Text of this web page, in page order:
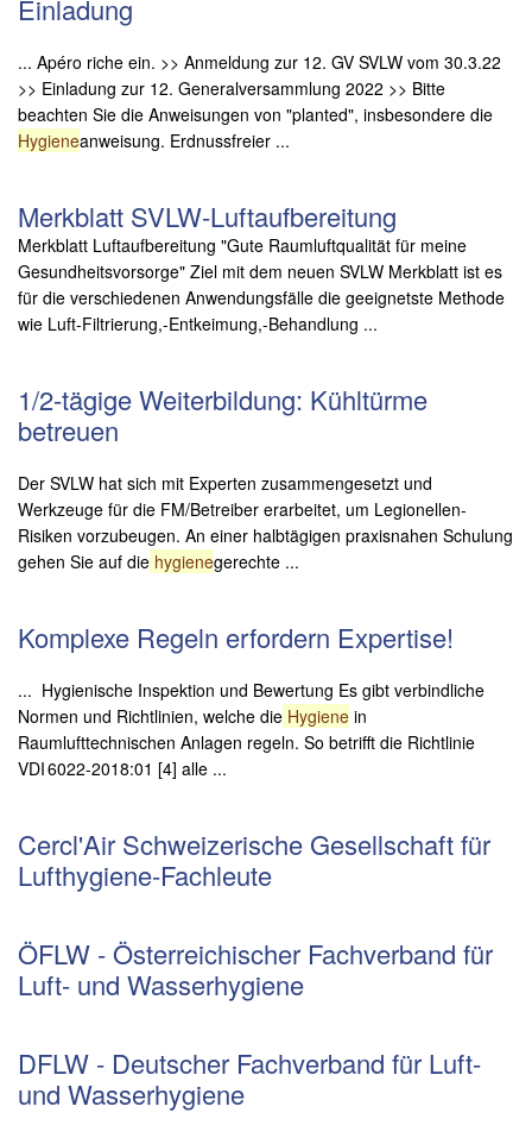
Einladung
... Apéro riche ein. >> Anmeldung zur 12. GV SVLW vom 30.3.22
>> Einladung zur 12. Generalversammlung 2022 >> Bitte
beachten Sie die Anweisungen von "planted", insbesondere die
Hygieneanweisung. Erdnussfreier ...
Merkblatt SVLW-Luftaufbereitung
Merkblatt Luftaufbereitung "Gute Raumluftqualität für meine
Gesundheitsvorsorge" Ziel mit dem neuen SVLW Merkblatt ist es
für die verschiedenen Anwendungsfälle die geeignetste Methode
wie Luft-Filtrierung,-Entkeimung,-Behandlung ...
1/2-tägige Weiterbildung: Kühltürme
betreuen
Der SVLW hat sich mit Experten zusammengesetzt und
Werkzeuge für die FM/Betreiber erarbeitet, um Legionellen-
Risiken vorzubeugen. An einer halbtägigen praxisnahen Schulung
gehen Sie auf die hygienegerechte ...
Komplexe Regeln erfordern Expertise!
... Hygienische Inspektion und Bewertung Es gibt verbindliche
Normen und Richtlinien, welche die Hygiene in
Raumlufttechnischen Anlagen regeln. So betrifft die Richtlinie
VDI 6022-2018:01 [4] alle ...
Cercl'Air Schweizerische Gesellschaft für
Lufthygiene-Fachleute
ÖFLW - Österreichischer Fachverband für
Luft- und Wasserhygiene
DFLW - Deutscher Fachverband für Luft-
und Wasserhygiene